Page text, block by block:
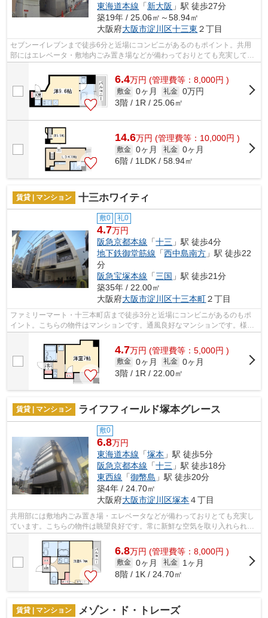
東海道本線 「新大阪 」駅 徒歩27分
築19年 / 25.06㎡～58.94㎡
大阪府大阪市淀川区十三東 ２丁目
セブンーイレブンまで徒歩6分と近場にコンビニがあるのもポイント。共用
部にはエレベータ・敷地内ごみ置き場などが備わっておりとても充実してい
ます。特徴的な外観と洗練された設計の...
6.4万円 (管理費等：8,000円 )
敷金 0ヶ月 礼金 0万円
3階 / 1R / 25.06㎡
14.6万円 (管理費等：10,000円 )
敷金 0ヶ月 礼金 0ヶ月
6階 / 1LDK / 58.94㎡
賃貸 | マンション 十三ホワイティ
敷0 礼0
4.7万円
阪急京都本線 「十三 」駅 徒歩4分
地下鉄御堂筋線 「西中島南方 」駅 徒歩22
分
阪急宝塚本線 「三国 」駅 徒歩21分
築35年 / 22.00㎡
大阪府大阪市淀川区十三本町２丁目
ファミリーマート・十三本町店まで徒歩3分と近場にコンビニがあるのもポ
イント。こちらの物件はマンションです。通風良好なマンションです。様々
4.7万円 (管理費等：5,000円 )
敷金 0ヶ月 礼金 0ヶ月
3階 / 1R / 22.00㎡
賃貸 | マンション ライフフィールド塚本グレース
敷0
6.8万円
東海道本線 「塚本 」駅 徒歩5分
阪急京都本線 「十三 」駅 徒歩18分
東西線 「御幣島 」駅 徒歩20分
築4年 / 24.70㎡
大阪府大阪市淀川区塚本 ４丁目
共用部には敷地内ごみ置き場・エレベータなどが備わっておりとても充実し
ています。こちらの物件は眺望良好です。常に新鮮な空気を取り入れられる
6.8万円 (管理費等：8,000円 )
敷金 0ヶ月 礼金
1ヶ月
8階 / 1K / 24.70㎡
賃貸 | マンション メゾン・ド・トレーズ